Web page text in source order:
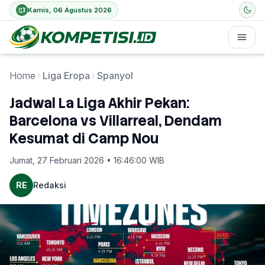
Kamis, 06 Agustus 2026
Home Liga Eropa Spanyol
Jadwal La Liga Akhir Pekan:
Barcelona vs Villarreal, Dendam
Kesumat di Camp Nou
Jumat, 27 Februari 2026 • 16:46:00 WIB
RE Redaksi